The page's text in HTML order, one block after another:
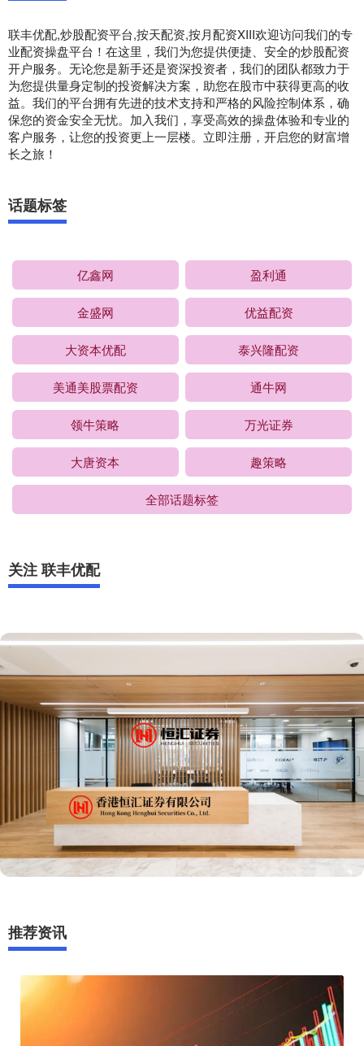
联丰优配,炒股配资平台,按天配资,按月配资XIII‌欢迎访问我们的专
业配资操盘平台！在这里，我们为您提供便捷、安全的炒股配资
开户服务。无论您是新手还是资深投资者，我们的团队都致力于
为您提供量身定制的投资解决方案，助您在股市中获得更高的收
益。我们的平台拥有先进的技术支持和严格的风险控制体系，确
保您的资金安全无忧。加入我们，享受高效的操盘体验和专业的
客户服务，让您的投资更上一层楼。立即注册，开启您的财富增
长之旅！
话题标签
亿鑫网 盈利通
金盛网 优益配资
大资本优配 泰兴隆配资
美通美股票配资 通牛网
领牛策略 万光证券
大唐资本 趣策略
全部话题标签
关注 联丰优配
推荐资讯